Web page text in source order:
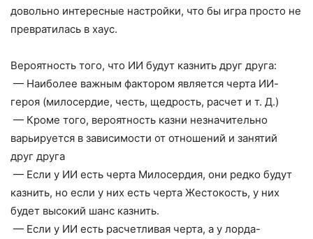
довольно интересные настройки, что бы игра просто не
превратилась в хаус.
Вероятность того, что ИИ будут казнить друг друга:
— Наиболее важным фактором является черта ИИ-
героя (милосердие, честь, щедрость, расчет и т. Д.)
— Кроме того, вероятность казни незначительно
варьируется в зависимости от отношений и занятий
друг друга
— Если у ИИ есть черта Милосердия, они редко будут
казнить, но если у них есть черта Жестокость, у них
будет высокий шанс казнить.
— Если у ИИ есть расчетливая черта, а у лорда-